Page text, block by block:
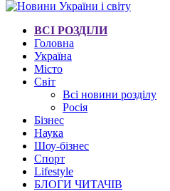
ВСІ РОЗДІЛИ
Головна
Україна
Місто
Світ
Всі новини розділу
Росія
Бізнес
Наука
Шоу-бізнес
Спорт
Lifestyle
БЛОГИ ЧИТАЧІВ